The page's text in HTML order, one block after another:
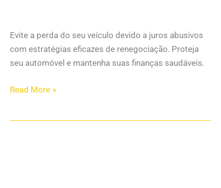
Evite a perda do seu veículo devido a juros abusivos
com estratégias eficazes de renegociação. Proteja
seu automóvel e mantenha suas finanças saudáveis.
Read More »